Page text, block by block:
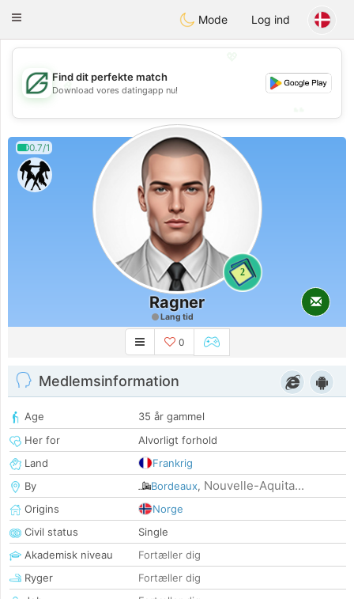
GulfDating
Toggle
Mode Log ind
💖
💕
Find dit perfekte match
Download vores datingapp nu!
0.7/1
2
Ragner
Lang tid
0
Medlemsinformation
Age
35 år gammel
Her for
Alvorligt forhold
Land
Frankrig
By
Bordeaux, Nouvelle-Aquita...
Origins
Norge
Civil status
Single
Akademisk niveau
Fortæller dig
Ryger
Fortæller dig